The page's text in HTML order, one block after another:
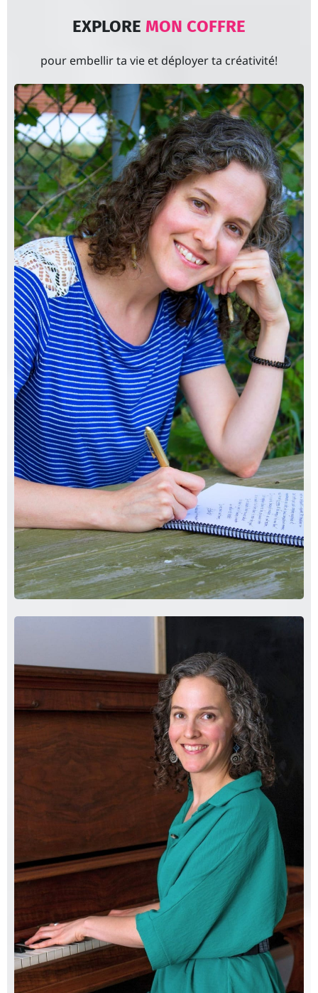
EXPLORE MON COFFRE
pour embellir ta vie et déployer ta créativité!